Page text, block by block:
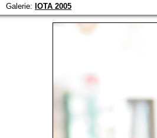
Galerie: IOTA 2005